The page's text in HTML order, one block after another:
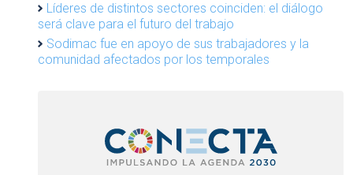
Líderes de distintos sectores coinciden: el diálogo
será clave para el futuro del trabajo
Sodimac fue en apoyo de sus trabajadores y la
comunidad afectados por los temporales